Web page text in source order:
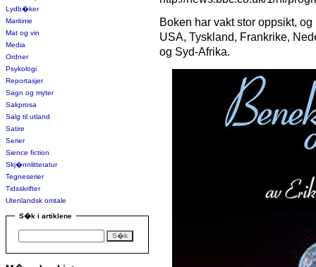
Lydb�ker
Maritime
Mat og vin
Media
Ordner
Psykologi
Reportasjer
Sagn og myter
Sakprosa
Salg til utland
Satire
Serier
Sience fiction
Skj�nnlitteratur
Tegneserier
Tidsskrifter
Utenlandsk omtale
S�k i artiklene
Boken har vakt stor oppsikt,
USA, Tyskland, Frankrike,
og Syd-Afrika.